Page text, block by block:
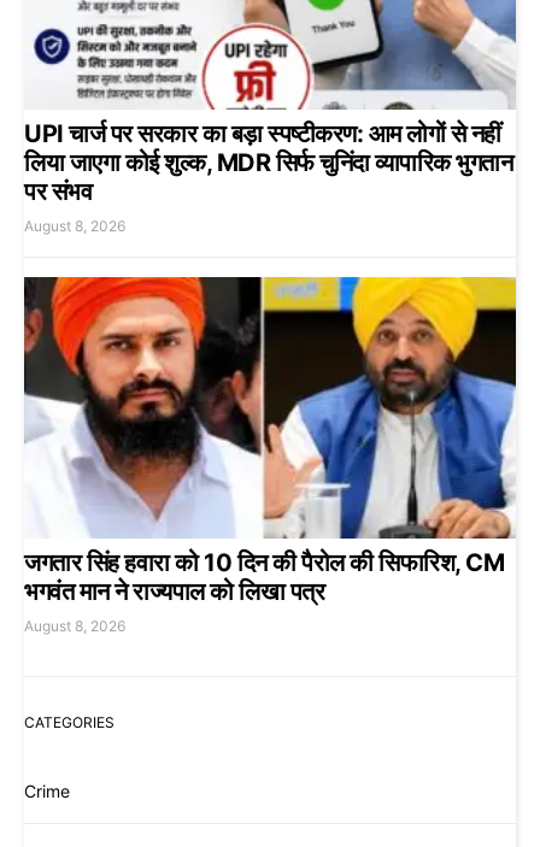
UPI चार्ज पर सरकार का बड़ा स्पष्टीकरण: आम लोगों से नहीं
लिया जाएगा कोई शुल्क, MDR सिर्फ चुनिंदा व्यापारिक भुगतान
पर संभव
August 8, 2026
जगतार सिंह हवारा को 10 दिन की पैरोल की सिफारिश, CM
भगवंत मान ने राज्यपाल को लिखा पत्र
August 8, 2026
CATEGORIES
Crime